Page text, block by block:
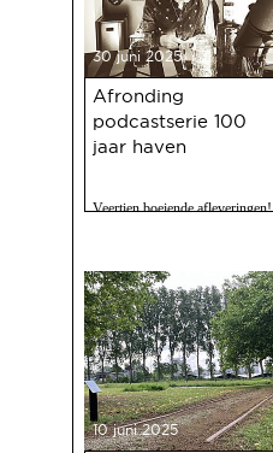
30 juni 2025
Afronding
podcastserie 100
jaar haven
Veertien boeiende afleveringen!
10 juni 2025